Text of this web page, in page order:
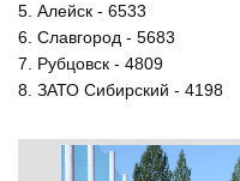
5. Алейск - 6533
6. Славгород - 5683
7. Рубцовск - 4809
8. ЗАТО Сибирский - 4198